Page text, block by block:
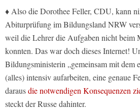
♦ Also die Dorothee Feller, CDU, kann
Abiturprüfung im Bildungsland NRW
weil die Lehrer die Aufgaben nicht beim
konnten. Das war doch dieses Internet!
Bildungsministerin „gemeinsam mit dem
(alles) intensiv aufarbeiten, eine genaue
darausdie notwendigen Konsequenzen
steckt der Russe dahinter.